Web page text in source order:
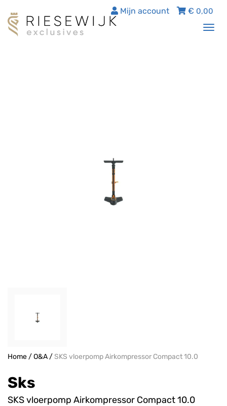
€ 0,00
Mijn account
Home/O&A/SKS vloerpomp Airkompressor Compact 10.0
Sks
SKS vloerpomp Airkompressor Compact 10.0